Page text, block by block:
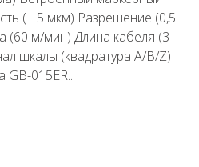
(± 5 мкм) Разрешение (0,5
(60 м/мин) Длина кабеля (3
шкалы (квадратура A/B/Z)
GB-015ER...